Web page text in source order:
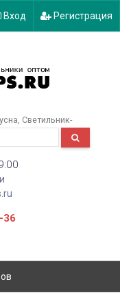
Вход Регистрация
Светильник-
36